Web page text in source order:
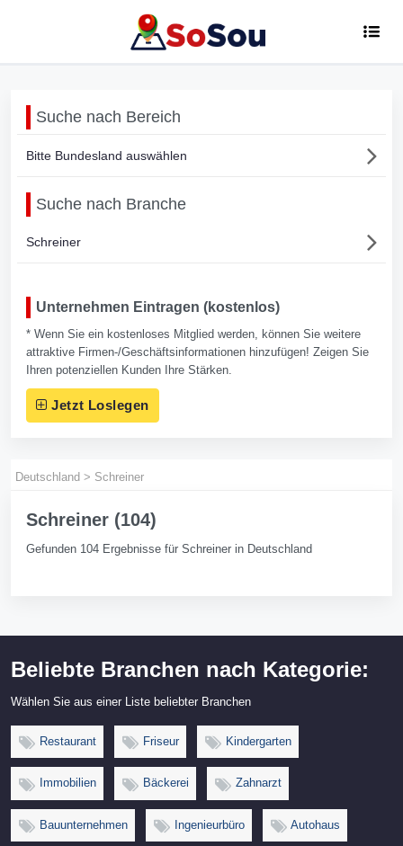
Suche nach Bereich
Bitte Bundesland auswählen
Suche nach Branche
Schreiner
Unternehmen Eintragen (kostenlos)
* Wenn Sie ein kostenloses Mitglied werden, können Sie weitere
attraktive Firmen-/Geschäftsinformationen hinzufügen! Zeigen Sie
Ihren potenziellen Kunden Ihre Stärken.
Jetzt Loslegen
Deutschland > Schreiner
Schreiner (104)
Gefunden 104 Ergebnisse für Schreiner in Deutschland
Beliebte Branchen nach Kategorie:
Wählen Sie aus einer Liste beliebter Branchen
Restaurant Friseur Kindergarten
Immobilien Bäckerei Zahnarzt
Bauunternehmen Ingenieurbüro Autohaus